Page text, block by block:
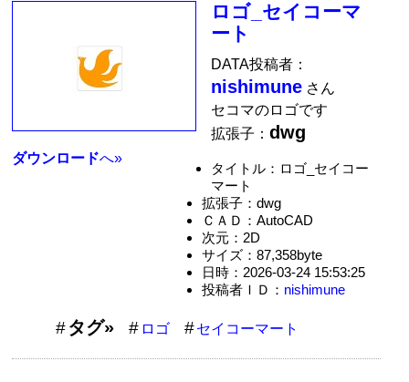
ダウンロードへ»
ロゴ_セイコーマ
ート
DATA投稿者：
nishimune さん
セコマのロゴです
拡張子：dwg
タイトル：ロゴ_セイコー
マート
拡張子：dwg
ＣＡＤ：AutoCAD
次元：2D
サイズ：87,358byte
日時：2026-03-24 15:53:25
投稿者ＩＤ： nishimune
タグ» ロゴ セイコーマート